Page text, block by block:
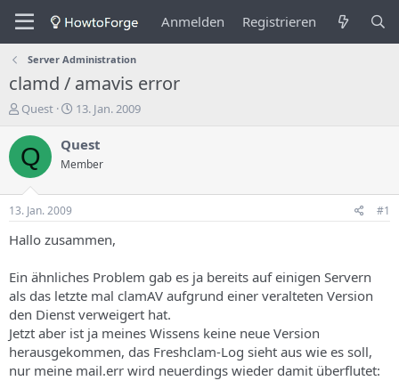
Anmelden Registrieren
Server Administration
clamd / amavis error
E
s
t
e
e
r
s
T
h
e
m
s
Quest
E
s
e
n
d
a
t
u
m
13. Jan. 2009
Q Quest
Member
13. Jan. 2009 #1
Hallo zusammen,
Ein ähnliches Problem gab es ja bereits auf einigen Servern
als das letzte mal clamAV aufgrund einer veralteten Version
den Dienst verweigert hat.
Jetzt aber ist ja meines Wissens keine neue Version
herausgekommen, das Freshclam-Log sieht aus wie es soll,
nur meine mail.err wird neuerdings wieder damit überflutet: